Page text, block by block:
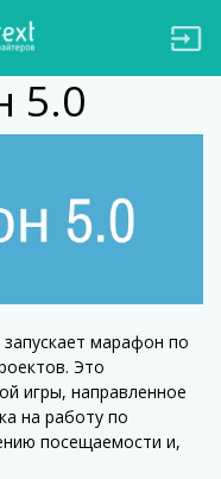
5.0
марафон по
Это
игры, направленное
на работу по
посещаемости и,